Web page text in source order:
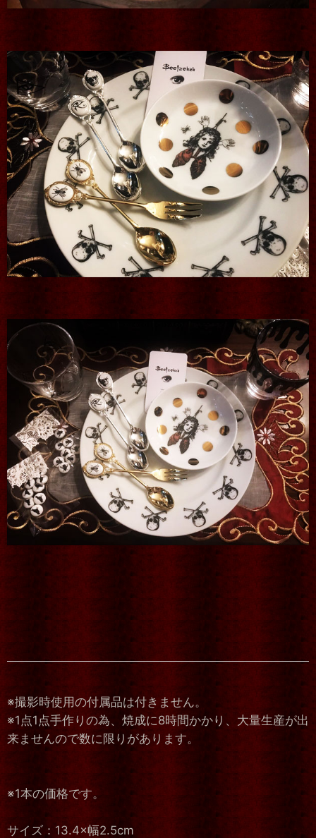
※撮影時使用の付属品は付きません。
※1点1点手作りの為、焼成に8時間かかり、大量生産が出
来ませんので数に限りがあります。
※1本の価格です。
サイズ：13.4×幅2.5cm